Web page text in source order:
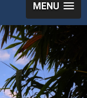
MENU